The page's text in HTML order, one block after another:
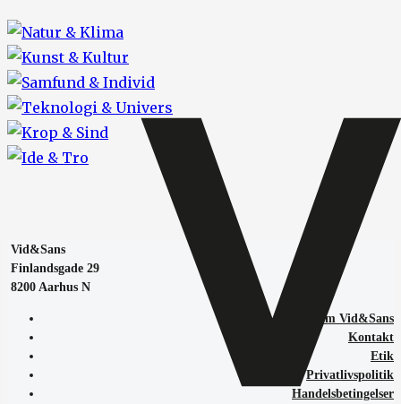
Vid&Sans
Finlandsgade 29
8200 Aarhus N
Om Vid&Sans
Kontakt
Etik
Privatlivspolitik
Handelsbetingelser